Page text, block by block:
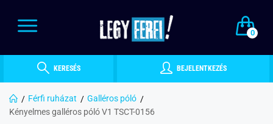
0
KERESÉS BEJELENTKEZÉS
Férfi ruházat
Galléros póló
Kényelmes galléros póló V1 TSCT-0156